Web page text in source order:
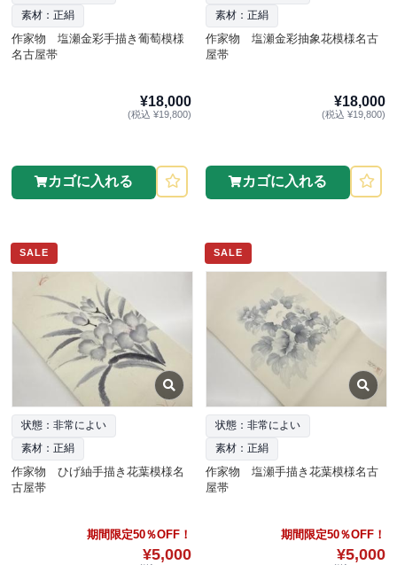
素材：正絹
作家物 塩瀬金彩手描き葡萄模様
名古屋帯
¥18,000
(税込 ¥19,800)
カゴに入れる
素材：正絹
作家物 塩瀬金彩抽象花模様名古
屋帯
¥18,000
(税込 ¥19,800)
カゴに入れる
SALE
状態：非常によい
素材：正絹
作家物 ひげ紬手描き花葉模様名
古屋帯
期間限定50％OFF！
¥5,000
SALE
状態：非常によい
素材：正絹
作家物 塩瀬手描き花葉模様名古
屋帯
期間限定50％OFF！
¥5,000